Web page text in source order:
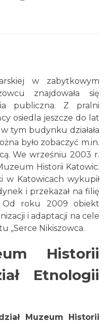
w zabytkowym
znajdowała się
publiczna. Z pralni
osiedla jeszcze do lat
tym budynku działała
było zobaczyć m.in.
We wrześniu 2003 r.
Historii Katowic.
w Katowicach wykupił
i przekazał na filię
Od roku 2009 obiekt
i adaptacji na cele
„Serce Nikiszowca.
Historii
Etnologii
Muzeum Historii